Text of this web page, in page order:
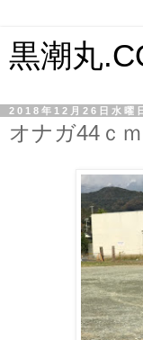
黒潮丸
2018年12月26日水曜日
オナガ44ｃｍ